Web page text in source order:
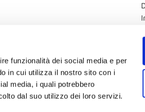
funzionalità dei social media e per
in cui utilizza il nostro sito con i
media, i quali potrebbero
dal suo utilizzo dei loro servizi.